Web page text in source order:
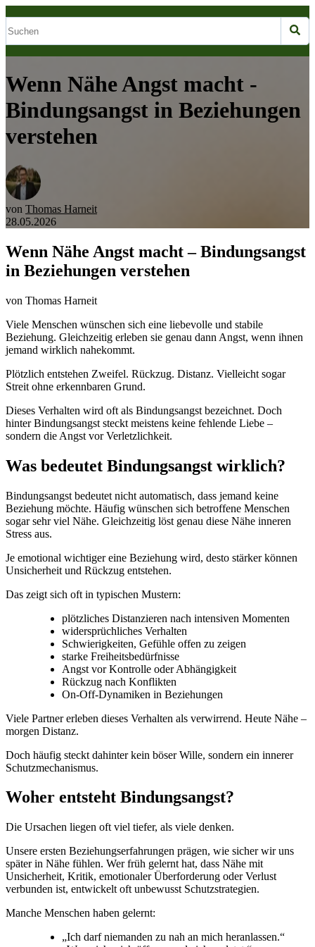
Wenn Nähe Angst macht -
Bindungsangst in Beziehungen
verstehen
von Thomas Harneit
28.05.2026
Wenn Nähe Angst macht – Bindungsangst
in Beziehungen verstehen
von Thomas Harneit
Viele Menschen wünschen sich eine liebevolle und stabile
Beziehung. Gleichzeitig erleben sie genau dann Angst, wenn ihnen
jemand wirklich nahekommt.
Plötzlich entstehen Zweifel. Rückzug. Distanz. Vielleicht sogar
Streit ohne erkennbaren Grund.
Dieses Verhalten wird oft als Bindungsangst bezeichnet. Doch
hinter Bindungsangst steckt meistens keine fehlende Liebe –
sondern die Angst vor Verletzlichkeit.
Was bedeutet Bindungsangst wirklich?
Bindungsangst bedeutet nicht automatisch, dass jemand keine
Beziehung möchte. Häufig wünschen sich betroffene Menschen
sogar sehr viel Nähe. Gleichzeitig löst genau diese Nähe inneren
Stress aus.
Je emotional wichtiger eine Beziehung wird, desto stärker können
Unsicherheit und Rückzug entstehen.
Das zeigt sich oft in typischen Mustern:
plötzliches Distanzieren nach intensiven Momenten
widersprüchliches Verhalten
Schwierigkeiten, Gefühle offen zu zeigen
starke Freiheitsbedürfnisse
Angst vor Kontrolle oder Abhängigkeit
Rückzug nach Konflikten
On-Off-Dynamiken in Beziehungen
Viele Partner erleben dieses Verhalten als verwirrend. Heute Nähe –
morgen Distanz.
Doch häufig steckt dahinter kein böser Wille, sondern ein innerer
Schutzmechanismus.
Woher entsteht Bindungsangst?
Die Ursachen liegen oft viel tiefer, als viele denken.
Unsere ersten Beziehungserfahrungen prägen, wie sicher wir uns
später in Nähe fühlen. Wer früh gelernt hat, dass Nähe mit
Unsicherheit, Kritik, emotionaler Überforderung oder Verlust
verbunden ist, entwickelt oft unbewusst Schutzstrategien.
Manche Menschen haben gelernt:
„Ich darf niemanden zu nah an mich heranlassen.“